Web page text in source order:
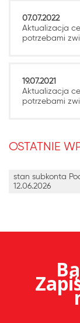
07.07.2022
Aktualizacja
potrzebami
19.07.2021
Aktualizacja
potrzebami
OSTATNIE
stan subkonta
12.06.2026